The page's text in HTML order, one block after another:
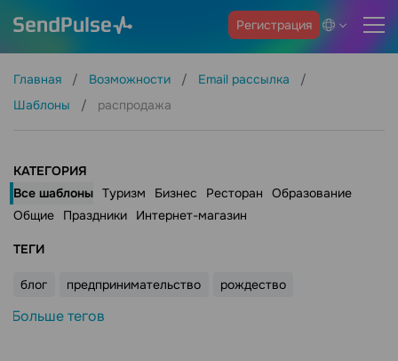
Регистрация
Главная Возможности
Email рассылка
Шаблоны
распродажа
КАТЕГОРИЯ
Все шаблоны Туризм Бизнес Ресторан
Образование
Общие
Праздники Интернет-магазин
ТЕГИ
блог предпринимательство рождество
Больше тегов